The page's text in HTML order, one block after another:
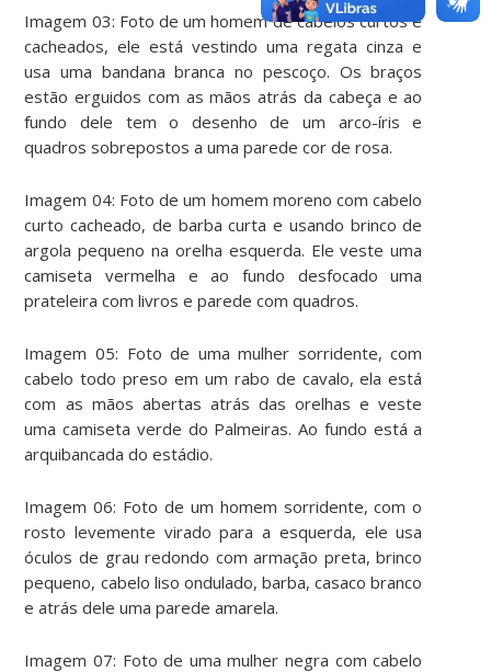
Imagem 03: Foto de um homem de cabelos curtos e
cacheados, ele está vestindo uma regata cinza e
usa uma bandana branca no pescoço. Os braços
estão erguidos com as mãos atrás da cabeça e ao
fundo dele tem o desenho de um arco-íris e
quadros sobrepostos a uma parede cor de rosa.
Imagem 04: Foto de um homem moreno com cabelo
curto cacheado, de barba curta e usando brinco de
argola pequeno na orelha esquerda. Ele veste uma
camiseta vermelha e ao fundo desfocado uma
prateleira com livros e parede com quadros.
Imagem 05: Foto de uma mulher sorridente, com
cabelo todo preso em um rabo de cavalo, ela está
com as mãos abertas atrás das orelhas e veste
uma camiseta verde do Palmeiras. Ao fundo está a
arquibancada do estádio.
Imagem 06: Foto de um homem sorridente, com o
rosto levemente virado para a esquerda, ele usa
óculos de grau redondo com armação preta, brinco
pequeno, cabelo liso ondulado, barba, casaco branco
e atrás dele uma parede amarela.
Imagem 07: Foto de uma mulher negra com cabelo